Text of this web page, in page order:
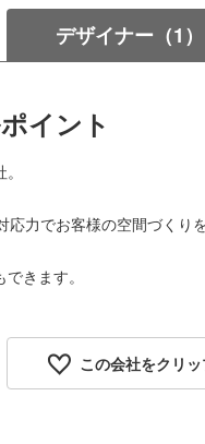
デザイナー（1）
イント
力でお客様の空間づくり
きます。
この会社をクリ